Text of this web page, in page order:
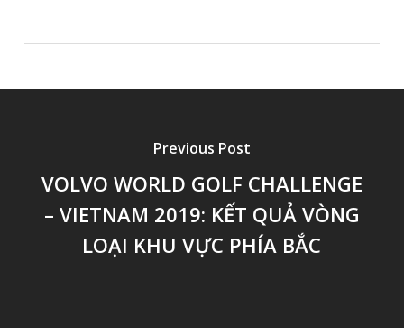
Previous Post
VOLVO WORLD GOLF CHALLENGE
– VIETNAM 2019: KẾT QUẢ VÒNG
LOẠI KHU VỰC PHÍA BẮC